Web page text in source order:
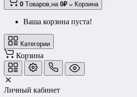
0 Tоваров,на 0₽ Корзина
Ваша корзина пуста!
Категории
Корзина
Личный кабинет